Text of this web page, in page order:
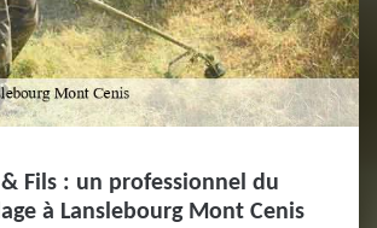
& Fils : un professionnel du
à Lanslebourg Mont Cenis